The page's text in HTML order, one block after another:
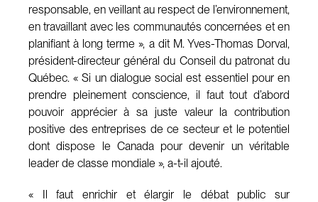
responsable, en veillant au respect de l’environnement,
en travaillant avec les communautés concernées et en
planifiant à long terme », a dit M. Yves-Thomas Dorval,
président-directeur général du Conseil du patronat du
Québec. « Si un dialogue social est essentiel pour en
prendre pleinement conscience, il faut tout d’abord
pouvoir apprécier à sa juste valeur la contribution
positive des entreprises de ce secteur et le potentiel
dont dispose le Canada pour devenir un véritable
leader de classe mondiale », a-t-il ajouté.
« Il faut enrichir et élargir le débat public sur